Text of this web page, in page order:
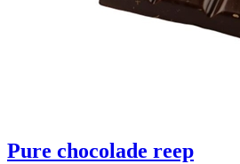
Pure chocolade reep